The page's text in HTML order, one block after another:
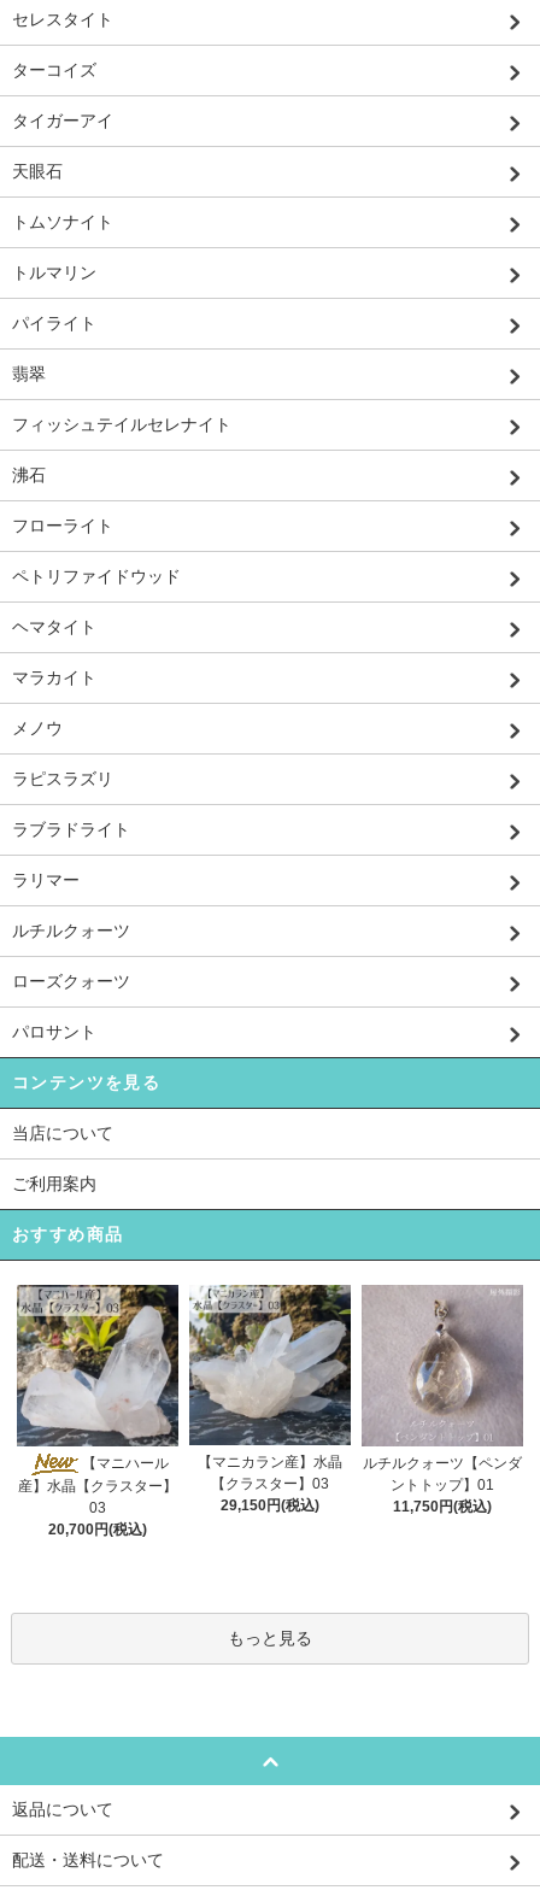
セレスタイト
ターコイズ
タイガーアイ
天眼石
トムソナイト
トルマリン
パイライト
翡翠
フィッシュテイルセレナイト
沸石
フローライト
ペトリファイドウッド
ヘマタイト
マラカイト
メノウ
ラピスラズリ
ラブラドライト
ラリマー
ルチルクォーツ
ローズクォーツ
パロサント
コンテンツを見る
当店について
ご利用案内
おすすめ商品
【マニハール
産】水晶【クラスター】
03
20,700円(税込)
【マニカラン産】水晶
【クラスター】03
29,150円(税込)
ルチルクォーツ【ペンダ
ントトップ】01
11,750円(税込)
もっと見る
返品について
配送・送料について